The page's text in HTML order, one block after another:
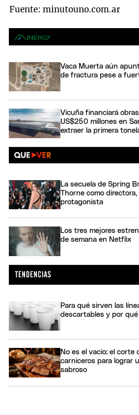
Fuente: minutouno.com.ar
Vaca Muerta aún
de fractura pese a
Vicuña financiará
US$250 millones en
extraer la primera
La secuela de Spring
Thorne como
protagonista
Los tres mejores
de semana en Netflix
Para qué sirven las
descartables y por
No es el vacío: el corte
carniceros para lograr
sabroso